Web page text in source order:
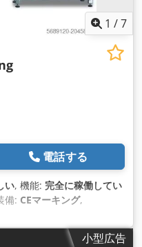
1 /7
電話する
い, 機能: 完全に稼働してい
備: CEマーキング,
小型広告